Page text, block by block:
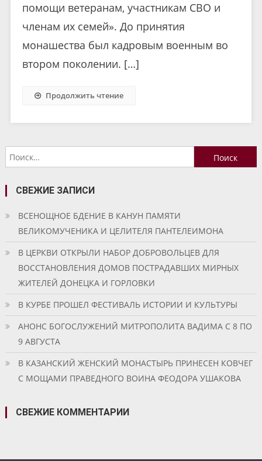
помощи ветеранам, участникам СВО и
членам их семей». До принятия
монашества был кадровым военным во
втором поколении. […]
Продолжить чтение
Найти:
СВЕЖИЕ ЗАПИСИ
ВСЕНОЩНОЕ БДЕНИЕ В КАНУН ПАМЯТИ
ВЕЛИКОМУЧЕНИКА И ЦЕЛИТЕЛЯ ПАНТЕЛЕИМОНА
В ЦЕРКВИ ОТКРЫЛИ НАБОР ДОБРОВОЛЬЦЕВ ДЛЯ
ВОССТАНОВЛЕНИЯ ДОМОВ ПОСТРАДАВШИХ МИРНЫХ
ЖИТЕЛЕЙ ДОНЕЦКА И ГОРЛОВКИ
В КУРБЕ ПРОШЕЛ ФЕСТИВАЛЬ ИСТОРИИ И КУЛЬТУРЫ
АНОНС БОГОСЛУЖЕНИЙ МИТРОПОЛИТА ВАДИМА С 8 ПО
9 АВГУСТА
В КАЗАНСКИЙ ЖЕНСКИЙ МОНАСТЫРЬ ПРИНЕСЕН КОВЧЕГ
С МОЩАМИ ПРАВЕДНОГО ВОИНА ФЕОДОРА УШАКОВА
СВЕЖИЕ КОММЕНТАРИИ